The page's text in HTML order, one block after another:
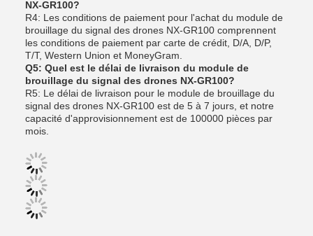
NX-GR100?
R4: Les conditions de paiement pour l'achat du module de
brouillage du signal des drones NX-GR100 comprennent
les conditions de paiement par carte de crédit, D/A, D/P,
T/T, Western Union et MoneyGram.
Q5: Quel est le délai de livraison du module de
brouillage du signal des drones NX-GR100?
R5: Le délai de livraison pour le module de brouillage du
signal des drones NX-GR100 est de 5 à 7 jours, et notre
capacité d'approvisionnement est de 100000 pièces par
mois.